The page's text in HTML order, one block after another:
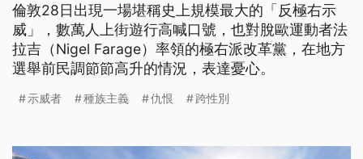
倫敦28日出現一場堪稱史上規模最大的「反極右示
威」，數萬人上街遊行高喊口號，也對脫歐運動者法
拉吉（Nigel Farage）率領的極右派改革黨，在地方
選舉前民調節節高升的情況，表達憂心。
示威者 種族主義 仇恨 跨性別